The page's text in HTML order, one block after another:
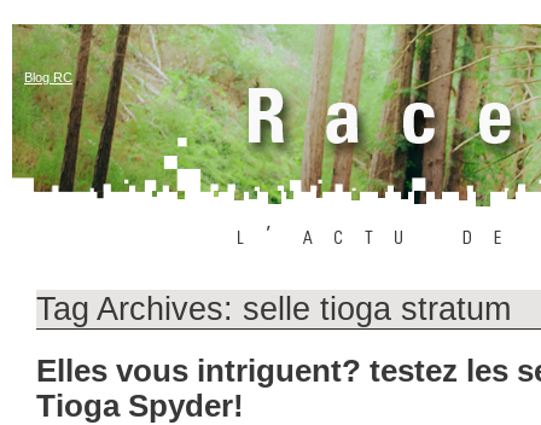
Blog RC
Tag Archives: selle tioga stratum
Elles vous intriguent? testez les
Tioga Spyder!